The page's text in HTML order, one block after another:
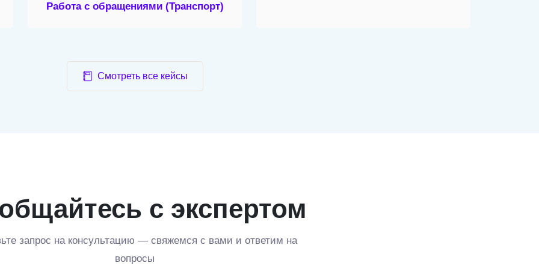
Работа с обращениями(Транспорт)
Смотреть все кейсы
с экспертом
запрос на консультацию — свяжемся с вами и ответим на
вопросы